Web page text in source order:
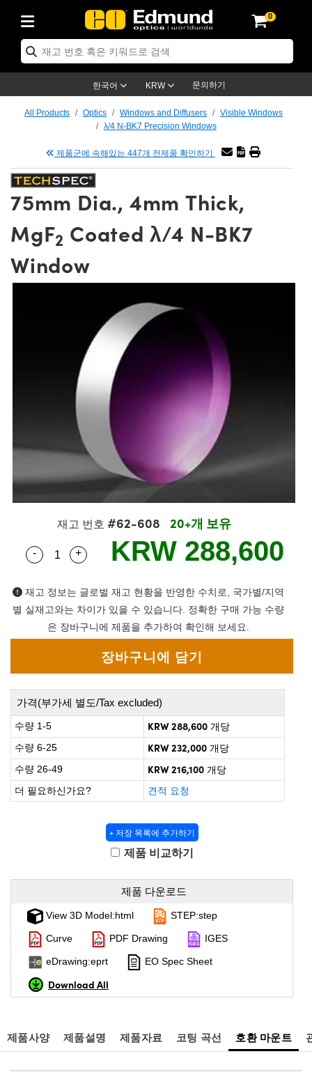
0
한국어 KRW 문의하기
Optics
Components
Sputtering) Coated Optics
Optics
Expanders
Assemblies
신제품
System
and Breadboards
and Slides
Objectives
Objectives
Lenses
Targets
Stage Micrometers
and Couplers
Direct Microscopes
and Electronics
Lenses
Magnification Lenses
Objectives
Cameras
Cameras
Cameras
Labs Cameras™
and Optomechanics
Cameras
이트 & 조명
Accessories
Targets
Targets
Level Test Targets
& Detection
Solutions
& Production
Handling Tools
Products
Accessories
By Application
Imaging
Imaging
Tomography
By Brand
Development Systems
Components
Gratings™
(UFI)
Products
신제품
Lenses
Products
Lenses
and Detection
and Production
Products
Lenses
and Detection
and Production
All Products Optics Windows and Diffusers
Visible Windows
λ/4 N-BK7 Precision Windows
제품군에 속해있는 447개 전제품 확인하기
75mm Dia., 4mm Thick,
MgF2 Coated λ/4 N-BK7
Window
재고 번호 #62-608 20+개 보유
Quantity Selector
- Use the plus and minus buttons to adjust the
+ KRW 288,600
재고 정보는 글로벌 재고 현황을 반영한 수치로, 국가별/지역
별 실재고와는 차이가 있을 수 있습니다. 정확한 구매 가능 수량
은 장바구니에 제품을 추가하여 확인해 보세요.
가격(부가세 별도/Tax excluded)
수량 1-5 KRW 288,600 개당
수량 6-25
KRW 232,000 개당
수량 26-49
KRW 216,100 개당
더 필요하신가요?
견적 요청
+ 저장 목록에 추가하기
제품 비교하기
제품 다운로드
View 3D Model:html STEP:step
Curve PDF Drawing IGES
eDrawing:eprt EO Spec Sheet
Download All
제품사양 제품설명 제품자료 코팅 곡선 호환 마운트